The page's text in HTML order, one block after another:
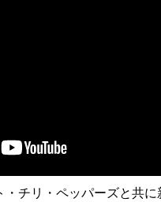
チリ・ペッパーズと共に